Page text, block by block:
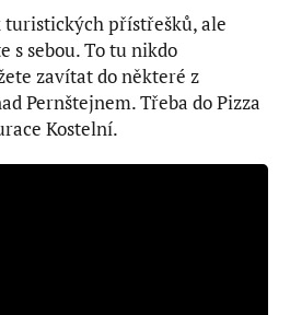
přístřešků, ale
s sebou. To tu nikdo
zavítat do některé z
Pernštejnem. Třeba do Pizza
Kostelní.